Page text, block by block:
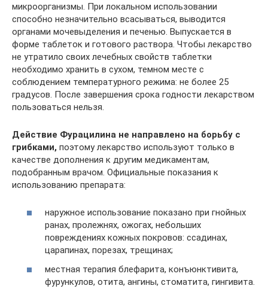
микроорганизмы. При локальном использовании
способно незначительно всасываться, выводится
органами мочевыделения и печенью. Выпускается в
форме таблеток и готового раствора. Чтобы лекарство
не утратило своих лечебных свойств таблетки
необходимо хранить в сухом, темном месте с
соблюдением температурного режима: не более 25
градусов. После завершения срока годности лекарством
пользоваться нельзя.
Действие Фурацилина не направлено на борьбу с
грибками, поэтому лекарство используют только в
качестве дополнения к другим медикаментам,
подобранным врачом. Официальные показания к
использованию препарата:
наружное использование показано при гнойных
ранах, пролежнях, ожогах, небольших
повреждениях кожных покровов: ссадинах,
царапинах, порезах, трещинах;
местная терапия блефарита, конъюнктивита,
фурункулов, отита, ангины, стоматита, гингивита.